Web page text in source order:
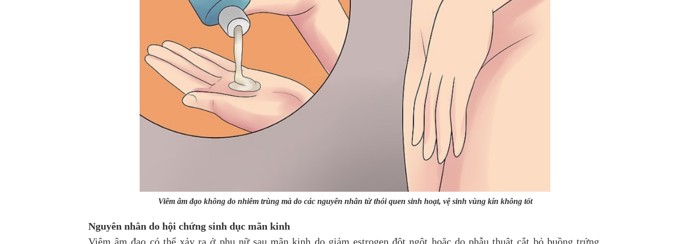
Viêm âm đạo không do nhiễm trùng mà do các nguyên nhân từ thói quen sinh hoạt, vệ sinh vùng kín không tốt
Nguyên nhân do hội chứng sinh dục mãn kinh
Viêm âm đạo có thể xảy ra ở phụ nữ sau mãn kinh do giảm estrogen đột ngột hoặc do phẫu thuật cắt bỏ buồng trứng.